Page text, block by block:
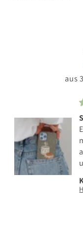
aus